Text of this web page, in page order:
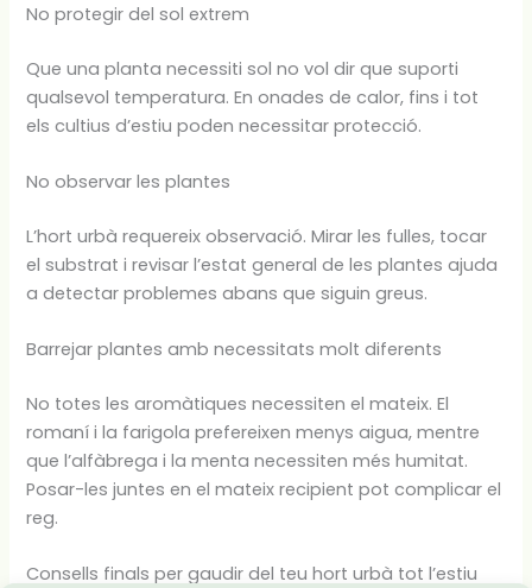
No protegir del sol extrem
Que una planta necessiti sol no vol dir que suporti
qualsevol temperatura. En onades de calor, fins i tot
els cultius d’estiu poden necessitar protecció.
No observar les plantes
L’hort urbà requereix observació. Mirar les fulles, tocar
el substrat i revisar l’estat general de les plantes ajuda
a detectar problemes abans que siguin greus.
Barrejar plantes amb necessitats molt diferents
No totes les aromàtiques necessiten el mateix. El
romaní i la farigola prefereixen menys aigua, mentre
que l’alfàbrega i la menta necessiten més humitat.
Posar-les juntes en el mateix recipient pot complicar el
reg.
Consells finals per gaudir del teu hort urbà tot l’estiu